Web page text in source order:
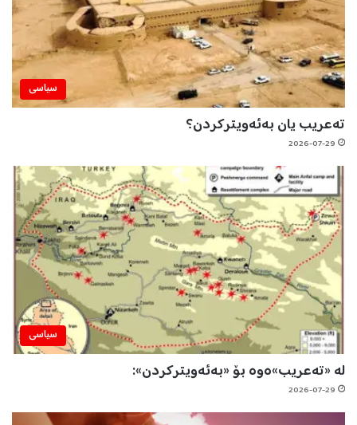
سیاسی
تەعریب یان بەئەویترکردن؟
2026-07-29
سیاسی
لە «تەعریب»ەوە بۆ «بەئەویترکردن»:
2026-07-29